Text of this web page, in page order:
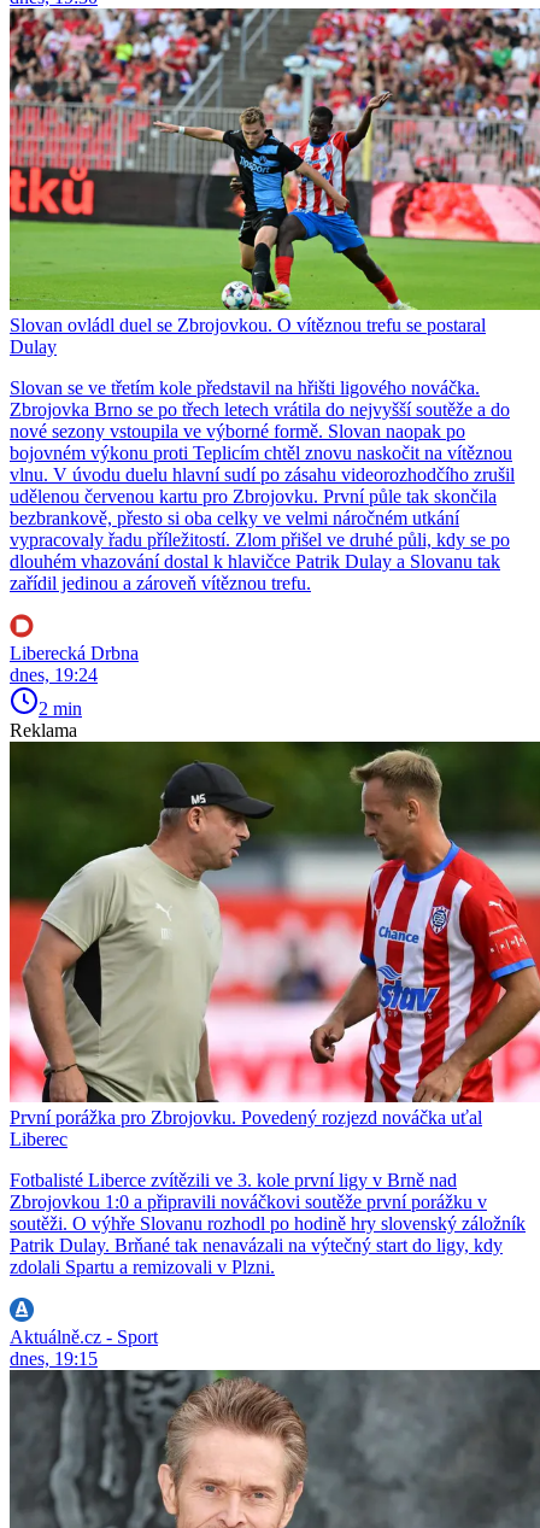
Slovan ovládl duel se Zbrojovkou. O vítěznou trefu se postaral
Dulay
Slovan se ve třetím kole představil na hřišti ligového nováčka.
Zbrojovka Brno se po třech letech vrátila do nejvyšší soutěže a do
nové sezony vstoupila ve výborné formě. Slovan naopak po
bojovném výkonu proti Teplicím chtěl znovu naskočit na vítěznou
vlnu. V úvodu duelu hlavní sudí po zásahu videorozhodčího zrušil
udělenou červenou kartu pro Zbrojovku. První půle tak skončila
bezbrankově, přesto si oba celky ve velmi náročném utkání
vypracovaly řadu příležitostí. Zlom přišel ve druhé půli, kdy se po
dlouhém vhazování dostal k hlavičce Patrik Dulay a Slovanu tak
zařídil jedinou a zároveň vítěznou trefu.
Liberecká Drbna
dnes, 19:24
2 min
Reklama
První porážka pro Zbrojovku. Povedený rozjezd nováčka uťal
Liberec
Fotbalisté Liberce zvítězili ve 3. kole první ligy v Brně nad
Zbrojovkou 1:0 a připravili nováčkovi soutěže první porážku v
soutěži. O výhře Slovanu rozhodl po hodině hry slovenský záložník
Patrik Dulay. Brňané tak nenavázali na výtečný start do ligy, kdy
zdolali Spartu a remizovali v Plzni.
Aktuálně.cz - Sport
dnes, 19:15